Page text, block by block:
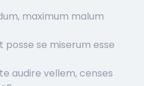
maximum malum
posse se miserum esse
audire vellem, censes